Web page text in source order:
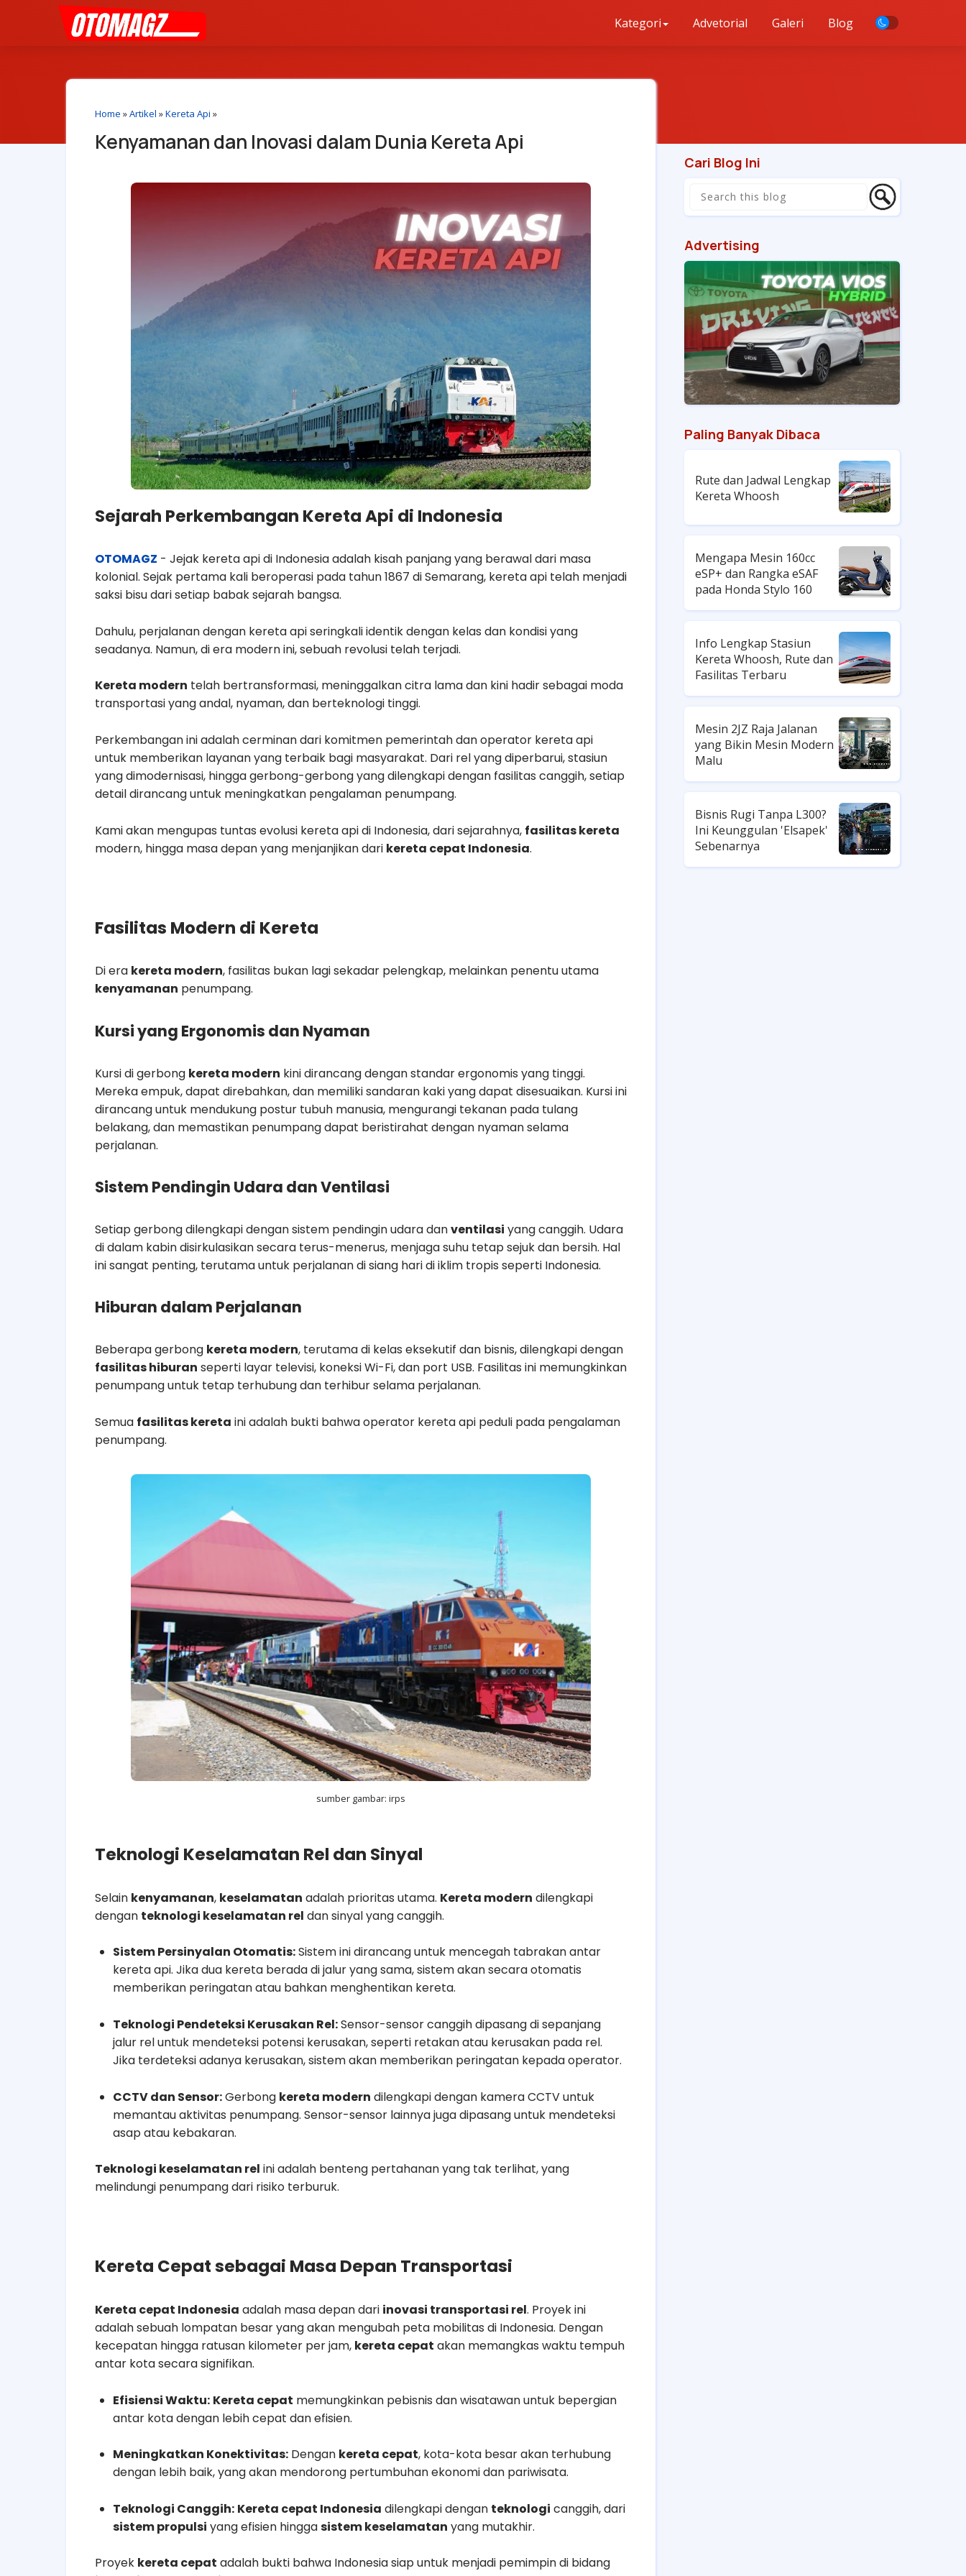
Kategori Advetorial Galeri Blog
Home »Artikel »Kereta Api »
Kenyamanan dan Inovasi dalam Dunia Kereta Api
Sejarah Perkembangan Kereta Api di Indonesia
OTOMAGZ - Jejak kereta api di Indonesia adalah kisah panjang yang berawal dari masa
kolonial. Sejak pertama kali beroperasi pada tahun 1867 di Semarang, kereta api telah menjadi
saksi bisu dari setiap babak sejarah bangsa.
Dahulu, perjalanan dengan kereta api seringkali identik dengan kelas dan kondisi yang
seadanya. Namun, di era modern ini, sebuah revolusi telah terjadi.
Kereta modern telah bertransformasi, meninggalkan citra lama dan kini hadir sebagai moda
transportasi yang andal, nyaman, dan berteknologi tinggi.
Perkembangan ini adalah cerminan dari komitmen pemerintah dan operator kereta api
untuk memberikan layanan yang terbaik bagi masyarakat. Dari rel yang diperbarui, stasiun
yang dimodernisasi, hingga gerbong-gerbong yang dilengkapi dengan fasilitas canggih, setiap
detail dirancang untuk meningkatkan pengalaman penumpang.
Kami akan mengupas tuntas evolusi kereta api di Indonesia, dari sejarahnya, fasilitas kereta
modern, hingga masa depan yang menjanjikan dari kereta cepat Indonesia.
Fasilitas Modern di Kereta
Di era kereta modern, fasilitas bukan lagi sekadar pelengkap, melainkan penentu utama
kenyamanan penumpang.
Kursi yang Ergonomis dan Nyaman
Kursi di gerbong kereta modern kini dirancang dengan standar ergonomis yang tinggi.
Mereka empuk, dapat direbahkan, dan memiliki sandaran kaki yang dapat disesuaikan. Kursi ini
dirancang untuk mendukung postur tubuh manusia, mengurangi tekanan pada tulang
belakang, dan memastikan penumpang dapat beristirahat dengan nyaman selama
perjalanan.
Sistem Pendingin Udara dan Ventilasi
Setiap gerbong dilengkapi dengan sistem pendingin udara danventilasi yang canggih. Udara
di dalam kabin disirkulasikan secara terus-menerus, menjaga suhu tetap sejuk dan bersih. Hal
ini sangat penting, terutama untuk perjalanan di siang hari di iklim tropis seperti Indonesia.
Hiburan dalam Perjalanan
Beberapa gerbong kereta modern, terutama di kelas eksekutif dan bisnis, dilengkapi dengan
fasilitas hiburan seperti layar televisi, koneksi Wi-Fi, dan port USB. Fasilitas ini memungkinkan
penumpang untuk tetap terhubung dan terhibur selama perjalanan.
Semua fasilitas kereta ini adalah bukti bahwa operator kereta api peduli pada pengalaman
penumpang.
sumber gambar: irps
Teknologi Keselamatan Rel dan Sinyal
Selain kenyamanan, keselamatan adalah prioritas utama. Kereta modern dilengkapi
dengan teknologi keselamatan rel dan sinyal yang canggih.
Sistem Persinyalan Otomatis:Sistem ini dirancang untuk mencegah tabrakan antar
kereta api. Jika dua kereta berada di jalur yang sama, sistem akan secara otomatis
memberikan peringatan atau bahkan menghentikan kereta.
Teknologi Pendeteksi Kerusakan Rel:Sensor-sensor canggih dipasang di sepanjang
jalur rel untuk mendeteksi potensi kerusakan, seperti retakan atau kerusakan pada rel.
Jika terdeteksi adanya kerusakan, sistem akan memberikan peringatan kepada operator.
CCTV dan Sensor:Gerbong kereta modern dilengkapi dengan kamera CCTV untuk
memantau aktivitas penumpang. Sensor-sensor lainnya juga dipasang untuk mendeteksi
asap atau kebakaran.
Teknologi keselamatan rel ini adalah benteng pertahanan yang tak terlihat, yang
melindungi penumpang dari risiko terburuk.
Kereta Cepat sebagai Masa Depan Transportasi
Kereta cepat Indonesia adalah masa depan dari inovasi transportasi rel. Proyek ini
adalah sebuah lompatan besar yang akan mengubah peta mobilitas di Indonesia. Dengan
kecepatan hingga ratusan kilometer per jam, kereta cepat akan memangkas waktu tempuh
antar kota secara signifikan.
Efisiensi Waktu: Kereta cepat memungkinkan pebisnis dan wisatawan untuk bepergian
antar kota dengan lebih cepat dan efisien.
Meningkatkan Konektivitas: Dengan kereta cepat, kota-kota besar akan terhubung
dengan lebih baik, yang akan mendorong pertumbuhan ekonomi dan pariwisata.
Teknologi Canggih: Kereta cepat Indonesia dilengkapi dengan teknologi canggih, dari
sistem propulsi yang efisien hinggasistem keselamatan yang mutakhir.
Proyek kereta cepat adalah bukti bahwa Indonesia siap untuk menjadi pemimpin di bidang
Cari Blog Ini
Advertising
Paling Banyak Dibaca
Rute dan Jadwal Lengkap
Kereta Whoosh
Mengapa Mesin 160cc
eSP+ dan Rangka eSAF
pada Honda Stylo 160
Info Lengkap Stasiun
Kereta Whoosh, Rute dan
Fasilitas Terbaru
Mesin 2JZ Raja Jalanan
yang Bikin Mesin Modern
Malu
Bisnis Rugi Tanpa L300?
Ini Keunggulan 'Elsapek'
Sebenarnya